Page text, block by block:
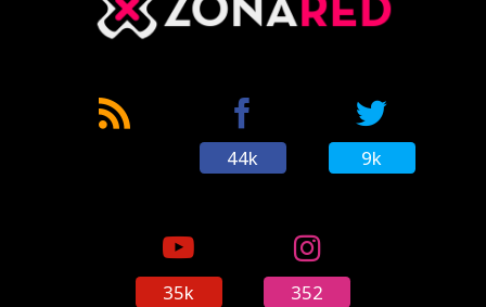
44k 9k
35k 352